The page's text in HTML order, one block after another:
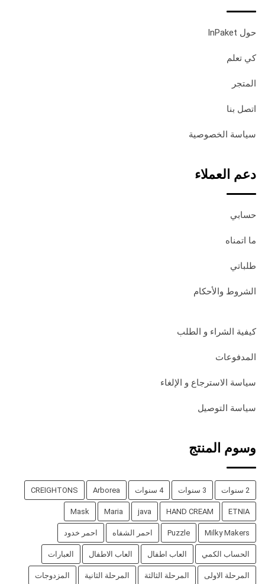
حول InPaket
كي تعلم
المتجر
اتصل بنا
سياسة الخصوصية
دعم العملاء
حسابي
ما اتمناه
طلباتي
الشروط والأحكام
كيفية الشراء و الطلب
المدفوعات
سياسة الاسترجاع و الإلغاء
سياسة التوصيل
وسوم المنتج
2 سنوات 3 سنوات 4 سنوات Arborea
CREIGHTONS
ETNIA
HAND CREAM
java
Maria
Mask
Milky Makers
Puzzle احمر الشفاه احمر خدود
الحساب الكمي العاب اطفال العاب الاطفال العبارات
المرحلة الاولى المرحلة الثالثة المرحلة الثانية المزدوجات